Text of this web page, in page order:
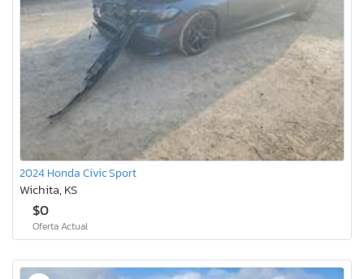
2024 Honda Civic Sport
Wichita, KS
$0
Oferta Actual